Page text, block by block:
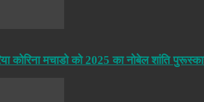
कोरिना मचाडो को 2025 का नोबेल शांति